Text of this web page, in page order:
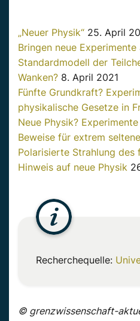
„Neuer Physik“ 25. April
Bringen neue
Standardmodell der
Wanken? 8. April 2021
Fünfte Grundkraft?
physikalische Gesetze in
Neue Physik?
Beweise für extrem
Polarisierte Strahlung des
Hinweis auf neue Physik
Recherchequelle:
© grenzwissenschaft-